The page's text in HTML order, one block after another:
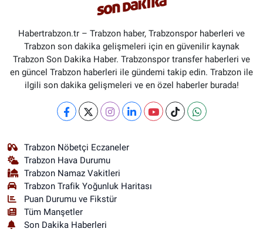
Habertrabzon.tr – Trabzon haber, Trabzonspor haberleri ve
Trabzon son dakika gelişmeleri için en güvenilir kaynak
Trabzon Son Dakika Haber. Trabzonspor transfer haberleri ve
en güncel Trabzon haberleri ile gündemi takip edin. Trabzon ile
ilgili son dakika gelişmeleri ve en özel haberler burada!
Trabzon Nöbetçi Eczaneler
Trabzon Hava Durumu
Trabzon Namaz Vakitleri
Trabzon Trafik Yoğunluk Haritası
Puan Durumu ve Fikstür
Tüm Manşetler
Son Dakika Haberleri